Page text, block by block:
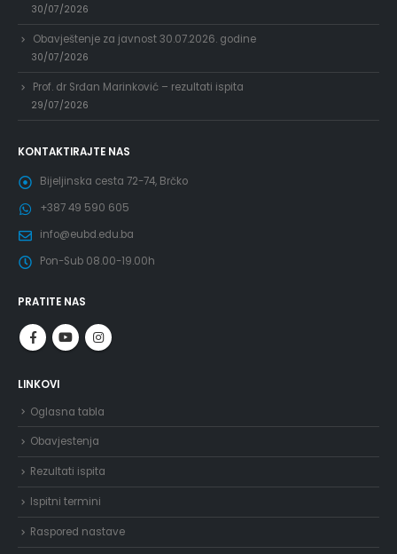
30/07/2026
Obavještenje za javnost 30.07.2026. godine
30/07/2026
Prof. dr Srđan Marinković – rezultati ispita
29/07/2026
KONTAKTIRAJTE NAS
Bijeljinska cesta 72-74, Brčko
+387 49 590 605
info@eubd.edu.ba
Pon-Sub 08.00-19.00h
PRATITE NAS
LINKOVI
Oglasna tabla
Obavjestenja
Rezultati ispita
Ispitni termini
Raspored nastave